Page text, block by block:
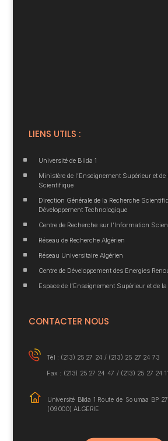
LIENS UTILS :
^ Université de Blida 1
^
Ministère de l’Enseignement Supérieur et de
Scientifique
^
Direction Générale de la Recherche
Développement Technologique
^ Centre de Recherche sur l’Information
^ Réseau de Recherche Algérien
^ Réseau Universitaire Algérien
^ Centre de Développement des Energies
^ Espace de l’Enseignement Supérieur et de
CONTACTER NOUS
Tél : (213) 25 27 24 / (213) 25 27 24 73
Fax : (213) 25 27 24 47 / (213) 25 27 24 11
Université Blida 1 Route de Soumaa BP
(09000) ALGERIE